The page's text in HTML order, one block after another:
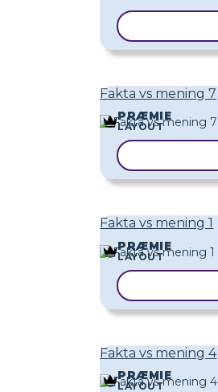
Fakta vs mening 7
PRÆMIE
LAYOUT
Fakta vs mening 1
PRÆMIE
LAYOUT
Fakta vs mening 4
PRÆMIE
LAYOUT